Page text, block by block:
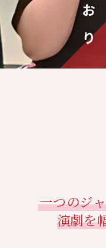
一つのジ
演劇を